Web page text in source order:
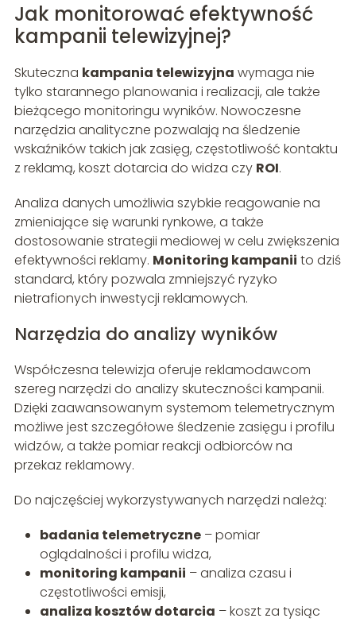
Jak monitorować efektywność
kampanii telewizyjnej?
Skuteczna kampania telewizyjna wymaga nie
tylko starannego planowania i realizacji, ale także
bieżącego monitoringu wyników. Nowoczesne
narzędzia analityczne pozwalają na śledzenie
wskaźników takich jak zasięg, częstotliwość kontaktu
z reklamą, koszt dotarcia do widza czy ROI.
Analiza danych umożliwia szybkie reagowanie na
zmieniające się warunki rynkowe, a także
dostosowanie strategii mediowej w celu zwiększenia
efektywności reklamy. Monitoring kampanii to dziś
standard, który pozwala zmniejszyć ryzyko
nietrafionych inwestycji reklamowych.
Narzędzia do analizy wyników
Współczesna telewizja oferuje reklamodawcom
szereg narzędzi do analizy skuteczności kampanii.
Dzięki zaawansowanym systemom telemetrycznym
możliwe jest szczegółowe śledzenie zasięgu i profilu
widzów, a także pomiar reakcji odbiorców na
przekaz reklamowy.
Do najczęściej wykorzystywanych narzędzi należą:
badania telemetryczne– pomiar
oglądalności i profilu widza,
monitoring kampanii – analiza czasu i
częstotliwości emisji,
analiza kosztów dotarcia – koszt za tysiąc